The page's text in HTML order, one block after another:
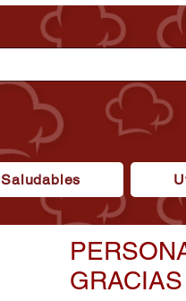
Saludables